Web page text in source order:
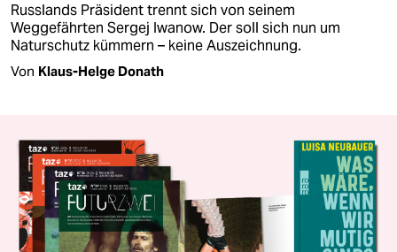
Russlands Präsident trennt sich von seinem
Weggefährten Sergej Iwanow. Der soll sich nun um
Naturschutz kümmern – keine Auszeichnung.
Von Klaus-Helge Donath